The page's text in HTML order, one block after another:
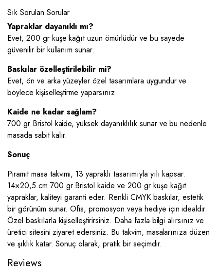
Sık Sorulan Sorular
Yapraklar dayanıklı mı?
Evet, 200 gr kuşe kağıt uzun ömürlüdür ve bu sayede
güvenilir bir kullanım sunar.
Baskılar özelleştirilebilir mi?
Evet, ön ve arka yüzeyler özel tasarımlara uygundur ve
böylece kişiselleştirme yaparsınız.
Kaide ne kadar sağlam?
700 gr Bristol kaide, yüksek dayanıklılık sunar ve bu nedenle
masada sabit kalır.
Sonuç
Piramit masa takvimi, 13 yapraklı tasarımıyla yılı kapsar.
14×20,5 cm 700 gr Bristol kaide ve 200 gr kuşe kağıt
yapraklar, kaliteyi garanti eder. Renkli CMYK baskılar, estetik
bir görünüm sunar. Ofis, promosyon veya hediye için idealdir.
Özel baskılarla kişiselleştirirsiniz. Daha fazla bilgi alırsınız ve
üretici sitesini ziyaret edersiniz. Bu takvim, masalarınıza düzen
ve şıklık katar. Sonuç olarak, pratik bir seçimdir.
Reviews